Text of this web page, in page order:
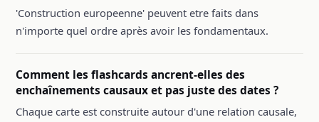
'Construction europeenne' peuvent etre faits dans
n'importe quel ordre après avoir les fondamentaux.
Comment les flashcards ancrent-elles des
enchaînements causaux et pas juste des dates ?
Chaque carte est construite autour d'une relation causale,